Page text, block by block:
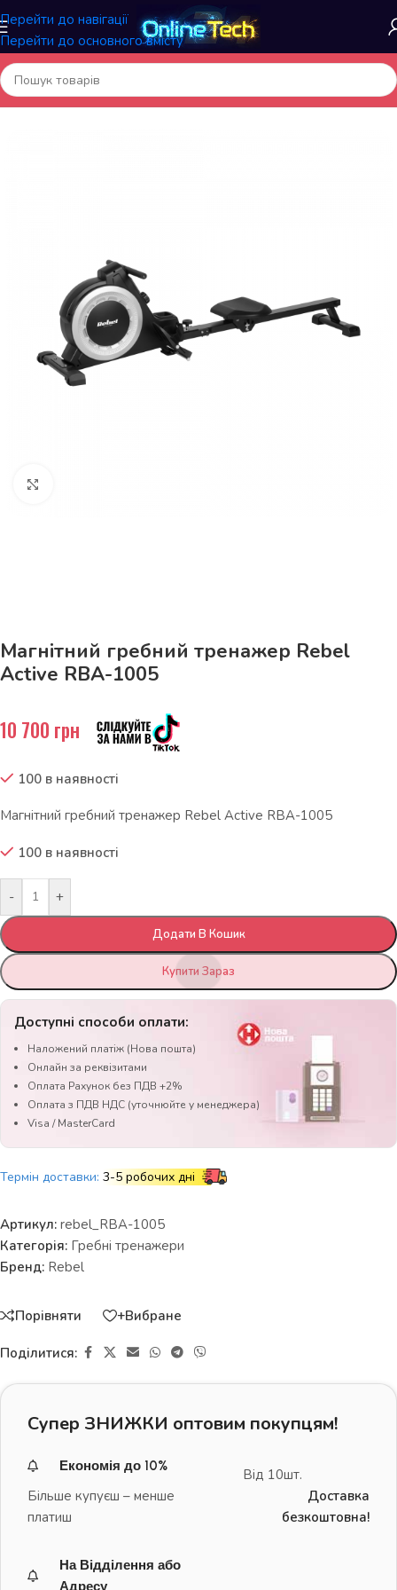
Перейти до навігації
Перейти до основного вмісту
Головна/Спортивні товари/Гребні тренажери
Магнітний гребний тренажер Rebel
Active RBA-1005
10 700 грн
100 в наявності
Магнітний гребний тренажер Rebel Active RBA-1005
100 в наявності
- +
Додати В Кошик
Купити Зараз
Доступні способи оплати:
Наложений платіж (Нова пошта)
Онлайн за реквізитами
Оплата Рахунок без ПДВ +2%
Оплата з ПДВ НДС (уточнюйте у менеджера)
Visa / MasterCard
Термін доставки: 3-5 робочих дні
Артикул: rebel_RBA-1005
Категорія: Гребні тренажери
Бренд: Rebel
Порівняти +Вибране
Поділитися:
Супер ЗНИЖКИ оптовим покупцям!
Економія до 10%
Більше купуєш – менше
платиш
Від 10шт.
Доставка
безкоштовна!
На Відділення або
Адресу